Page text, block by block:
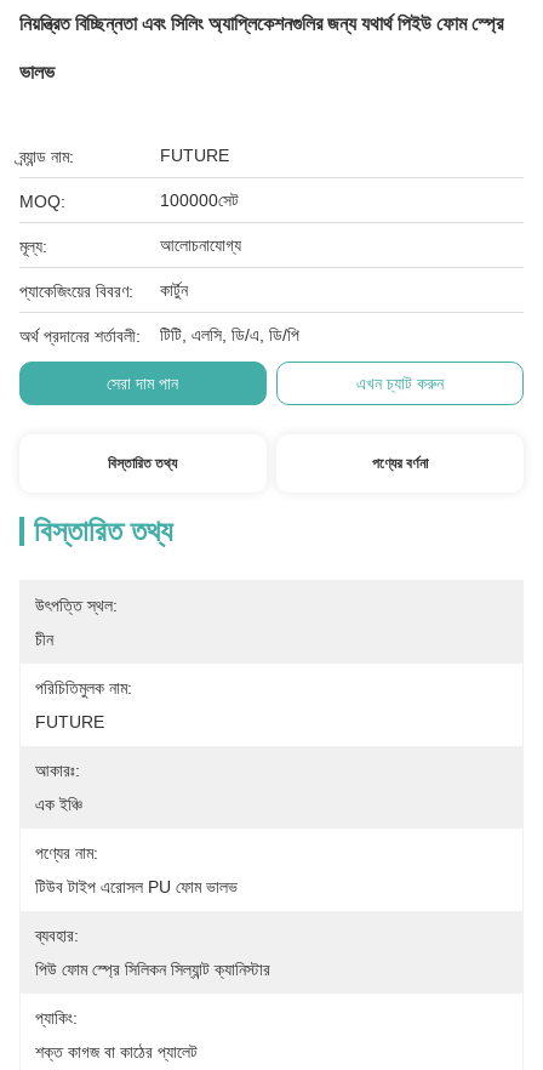
নিয়ন্ত্রিত বিচ্ছিন্নতা এবং সিলিং অ্যাপ্লিকেশনগুলির জন্য যথার্থ পিইউ ফোম স্প্রে
ভালভ
ব্র্যান্ড নাম: FUTURE
MOQ: 100000সেট
মূল্য: আলোচনাযোগ্য
প্যাকেজিংয়ের বিবরণ: কার্টুন
অর্থ প্রদানের শর্তাবলী: টিটি, এলসি, ডি/এ, ডি/পি
সেরা দাম পান এখন চ্যাট করুন
বিস্তারিত তথ্য পণ্যের বর্ণনা
বিস্তারিত তথ্য
উৎপত্তি স্থল:
চীন
পরিচিতিমুলক নাম:
FUTURE
আকারঃ:
এক ইঞ্চি
পণ্যের নাম:
টিউব টাইপ এরোসল PU ফোম ভালভ
ব্যবহার:
পিউ ফোম স্প্রে সিলিকন সিল্যান্ট ক্যানিস্টার
প্যাকিং:
শক্ত কাগজ বা কাঠের প্যালেট